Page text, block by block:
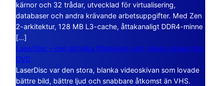
kärnor och 32 trådar, utvecklad för virtualisering,
databaser och andra krävande arbetsuppgifter. Med Zen
2-arkitektur, 128 MB L3-cache, åttakanaligt DDR4-minne
[…]
LaserDisc – den jättelika filmskivan som visade vägen mot
DVD
LaserDisc var den stora, blanka videoskivan som lovade
bättre bild, bättre ljud och snabbare åtkomst än VHS.